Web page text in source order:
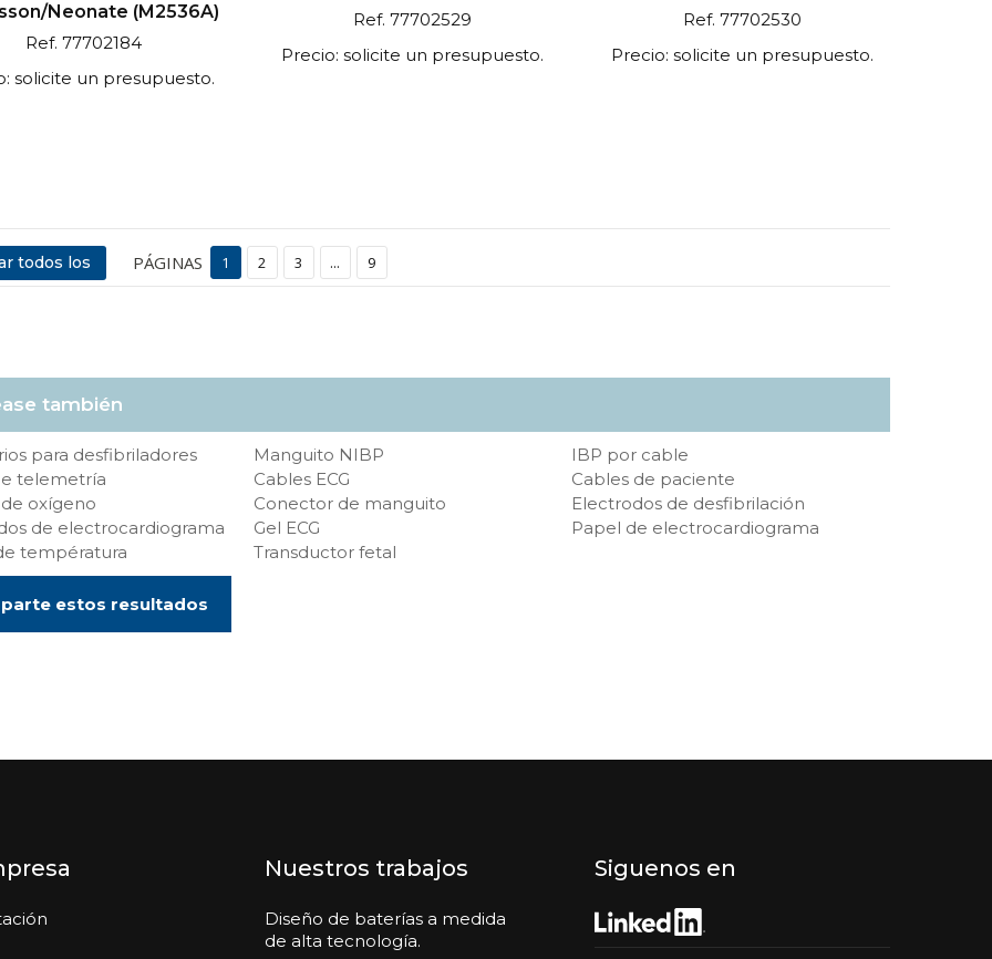
Neonate (M2536A)
Ref. 77702184
solicite un presupuesto.
Ref. 77702529
Precio: solicite un presupuesto.
Ref. 77702530
Precio: solicite un presupuesto.
todos los PÁGINAS 1 2 3 ... 9
también
para desfibriladores Manguito NIBP
IBP por cable
telemetría
Cables ECG
Cables de paciente
oxígeno
Conector de manguito
Electrodos de desfibrilación
de electrocardiograma
Gel ECG
Papel de electrocardiograma
températura
Transductor fetal
estos resultados
Nuestros trabajos
Diseño de baterías a medida
de alta tecnología.
Siguenos en